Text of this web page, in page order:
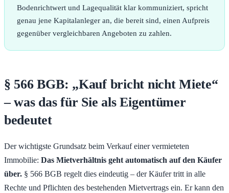
Bodenrichtwert und Lagequalität klar kommuniziert, spricht
genau jene Kapitalanleger an, die bereit sind, einen Aufpreis
gegenüber vergleichbaren Angeboten zu zahlen.
§ 566 BGB: „Kauf bricht nicht Miete“
– was das für Sie als Eigentümer
bedeutet
Der wichtigste Grundsatz beim Verkauf einer vermieteten
Immobilie: Das Mietverhältnis geht automatisch auf den Käufer
über. § 566 BGB regelt dies eindeutig – der Käufer tritt in alle
Rechte und Pflichten des bestehenden Mietvertrags ein. Er kann den